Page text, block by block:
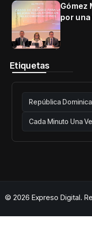
Gómez
por
Etiquetas
República
Cada Minuto Una
© 2026 Expreso Digital.